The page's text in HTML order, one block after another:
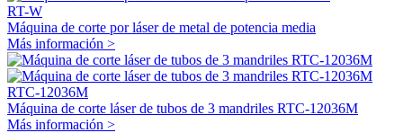
RT-W
Máquina de corte por láser de metal de potencia media
Más información >
RTC-12036M
Máquina de corte láser de tubos de 3 mandriles RTC-12036M
Más información >